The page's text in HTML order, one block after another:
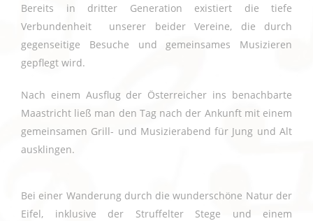
Bereits in dritter Generation existiert die tiefe
Verbundenheit unserer beider Vereine, die durch
gegenseitige Besuche und gemeinsames Musizieren
gepflegt wird.
Nach einem Ausflug der Österreicher ins benachbarte
Maastricht ließ man den Tag nach der Ankunft mit einem
gemeinsamen Grill- und Musizierabend für Jung und Alt
ausklingen.
Bei einer Wanderung durch die wunderschöne Natur der
Eifel, inklusive der Struffelter Stege und einem